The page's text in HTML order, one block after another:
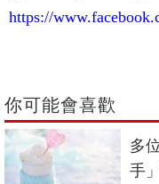
https://
你可能會喜歡
多
手